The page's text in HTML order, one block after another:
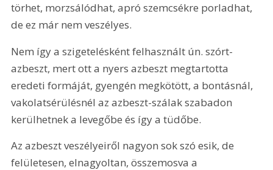
törhet, morzsálódhat, apró szemcsékre porladhat,
de ez már nem veszélyes.
Nem így a szigetelésként felhasznált ún. szórt-
azbeszt, mert ott a nyers azbeszt megtartotta
eredeti formáját, gyengén megkötött, a bontásnál,
vakolatsérülésnél az azbeszt-szálak szabadon
kerülhetnek a levegőbe és így a tüdőbe.
Az azbeszt veszélyeiről nagyon sok szó esik, de
felületesen, elnagyoltan, összemosva a